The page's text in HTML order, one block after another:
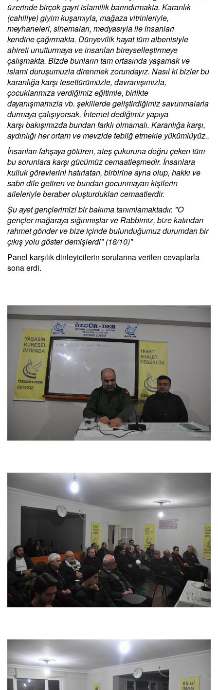
üzerinde birçok gayri islamilik barındırmakta. Karanlık
(cahiliye) giyim kuşamıyla, mağaza vitrinleriyle,
meyhaneleri, sinemaları, medyasıyla ile insanları
kendine çağırmakta. Dünyevilik hayat tüm albenisiyle
ahireti unutturmaya ve insanları bireyselleştirmeye
çalışmakta. Bizde bunların tam ortasında yaşamak ve
islami duruşumuzla direnmek zorundayız. Nasıl ki bizler bu
karanlığa karşı tesettürümüzle, davranışımızla,
çocuklarımıza verdiğimiz eğitimle, birlikte
dayanışmamızla vb. şekillerde geliştirdiğimiz savunmalarla
durmaya çalışıyorsak. İnternet dediğimiz yapıya
karşı bakışımızda bundan farklı olmamalı. Karanlığa karşı,
aydınlığı her ortam ve mevzide tebliğ etmekle yükümlüyüz..
İnsanları fahşaya götüren, ateş çukuruna doğru çeken tüm
bu sorunlara karşı gücümüz cemaatleşmedir. İnsanlara
kulluk görevlerini hatırlatan, birbirine ayna olup, hakkı ve
sabrı dile getiren ve bundan gocunmayan kişilerin
aileleriyle beraber oluşturdukları cemaatlerdir.
Şu ayet gençlerimizi bir bakıma tanımlamaktadır. "O
gençler mağaraya sığınmışlar ve Rabbimiz, bize katından
rahmet gönder ve bize içinde bulunduğumuz durumdan bir
çıkış yolu göster demişlerdi" (18/10)"
Panel karşılık dinleyicilerin sorularına verilen cevaplarla
sona erdi.